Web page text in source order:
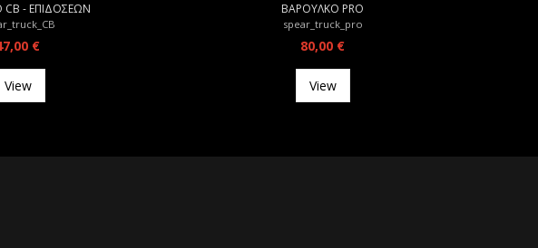
- ΕΠΙΔΟΣΕΩΝ
€
View
ΒΑΡΟΥΛΚΟ PRO
spear_truck_pro
80,00 €
View